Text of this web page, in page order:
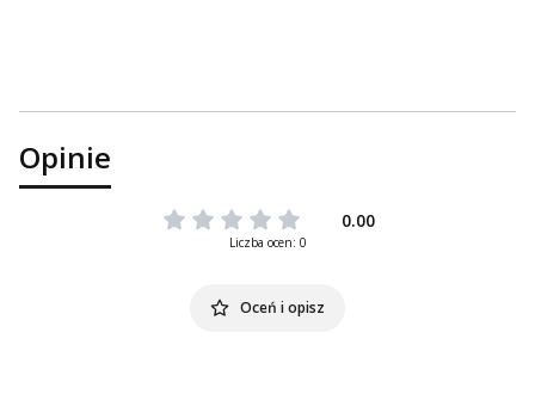
Opinie
0.00
Liczba ocen: 0
Oceń i opisz